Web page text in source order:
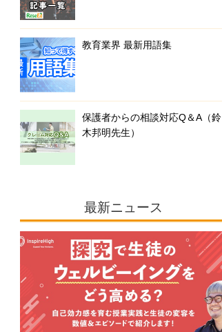
教育業界 最新用語集
保護者からの相談対応Q＆A（鈴
木邦明先生）
最新ニュース